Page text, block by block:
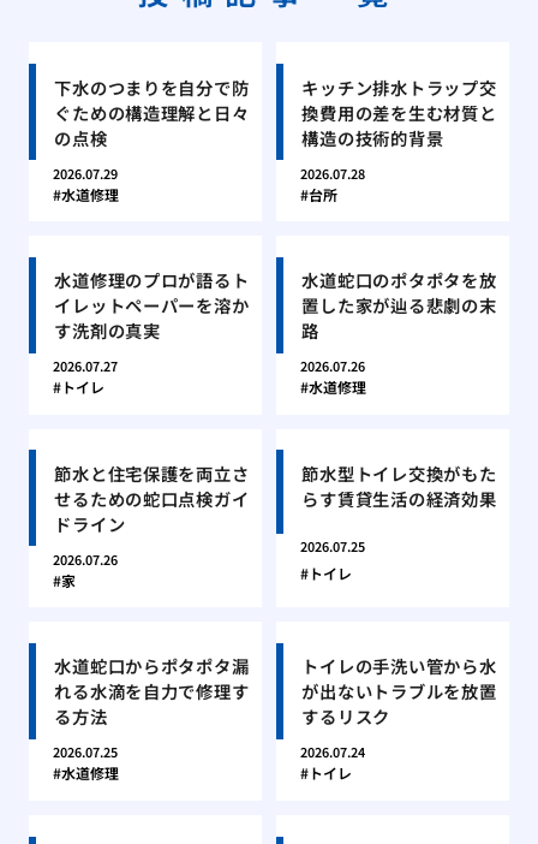
下水のつまりを自分で防
ぐための構造理解と日々
の点検
2026.07.29
水道修理
キッチン排水トラップ交
換費用の差を生む材質と
構造の技術的背景
2026.07.28
台所
水道修理のプロが語るト
イレットペーパーを溶か
す洗剤の真実
2026.07.27
トイレ
水道蛇口のポタポタを放
置した家が辿る悲劇の末
路
2026.07.26
水道修理
節水と住宅保護を両立さ
せるための蛇口点検ガイ
ドライン
2026.07.26
家
節水型トイレ交換がもた
らす賃貸生活の経済効果
2026.07.25
トイレ
水道蛇口からポタポタ漏
れる水滴を自力で修理す
る方法
2026.07.25
水道修理
トイレの手洗い管から水
が出ないトラブルを放置
するリスク
2026.07.24
トイレ